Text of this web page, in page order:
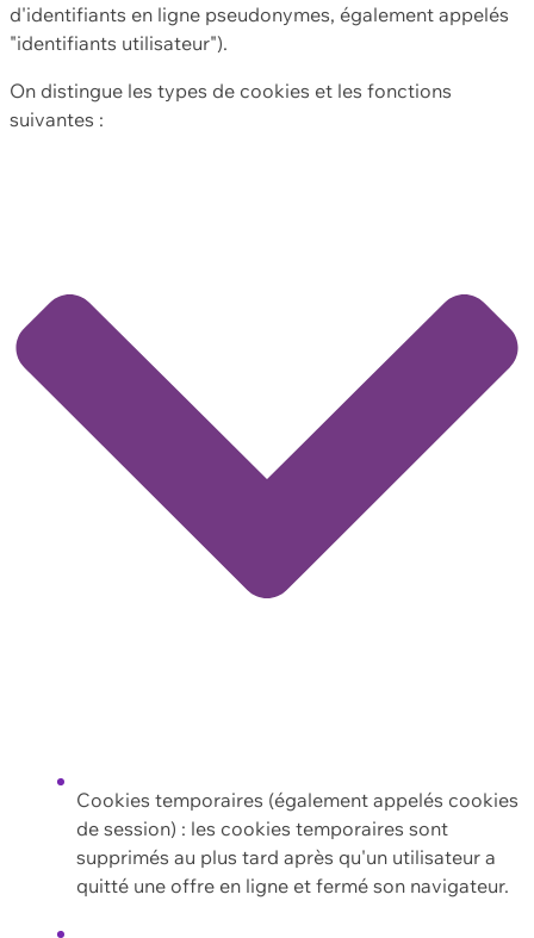
d'identifiants en ligne pseudonymes, également appelés
"identifiants utilisateur").
On distingue les types de cookies et les fonctions
suivantes :
Cookies temporaires (également appelés cookies
de session) : les cookies temporaires sont
supprimés au plus tard après qu'un utilisateur a
quitté une offre en ligne et fermé son navigateur.